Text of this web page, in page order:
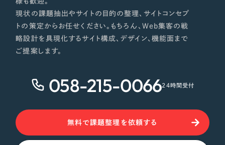
現状の課題抽出やサイトの目的の整理、サイトコンセプ
トの策定からお任せください。もちろん、Web集客の戦
略設計を具現化するサイト構成、デザイン、機能面まで
ご提案します。
058-215-006624時間受付
無料で課題整理を依頼する